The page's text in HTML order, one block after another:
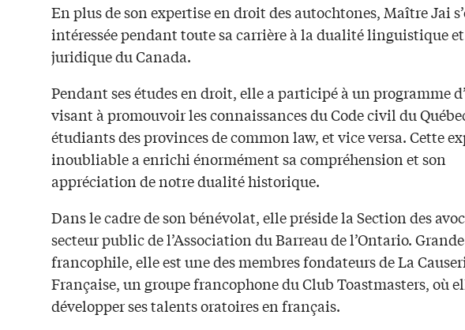
En plus de son expertise en droit des autochtones, Maître Jai
intéressée pendant toute sa carrière à la dualité linguistique et
juridique du Canada.
Pendant ses études en droit, elle a participé à un programme
visant à promouvoir les connaissances du Code civil du
étudiants des provinces de common law, et vice versa. Cette
inoubliable a enrichi énormément sa compréhension et son
appréciation de notre dualité historique.
Dans le cadre de son bénévolat, elle préside la Section des
secteur public de l’Association du Barreau de l’Ontario. Grande
francophile, elle est une des membres fondateurs de La
Française, un groupe francophone du Club Toastmasters, où
développer ses talents oratoires en français.